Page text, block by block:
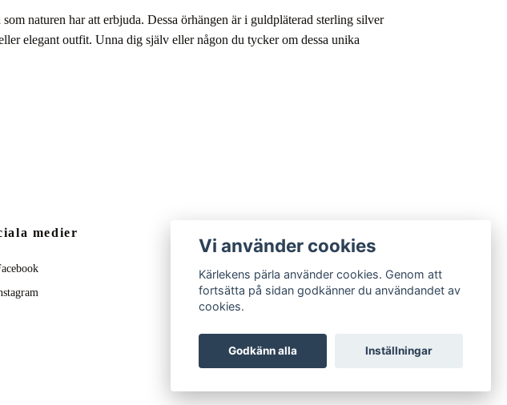
naturen har att erbjuda. Dessa örhängen är i guldpläterad sterling silver
elegant outfit. Unna dig själv eller någon du tycker om dessa unika
medier
Vi använder cookies
Kärlekens pärla använder cookies. Genom att
fortsätta på sidan godkänner du användandet av
cookies.
Godkänn alla Inställningar